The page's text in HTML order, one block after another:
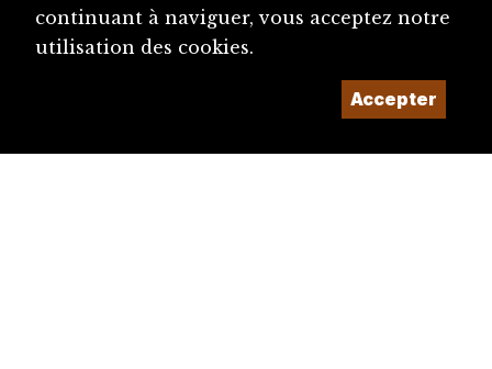
continuant à naviguer, vous acceptez notre
utilisation des cookies.
Accepter